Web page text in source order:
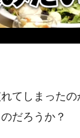
てしまった
だろうか？